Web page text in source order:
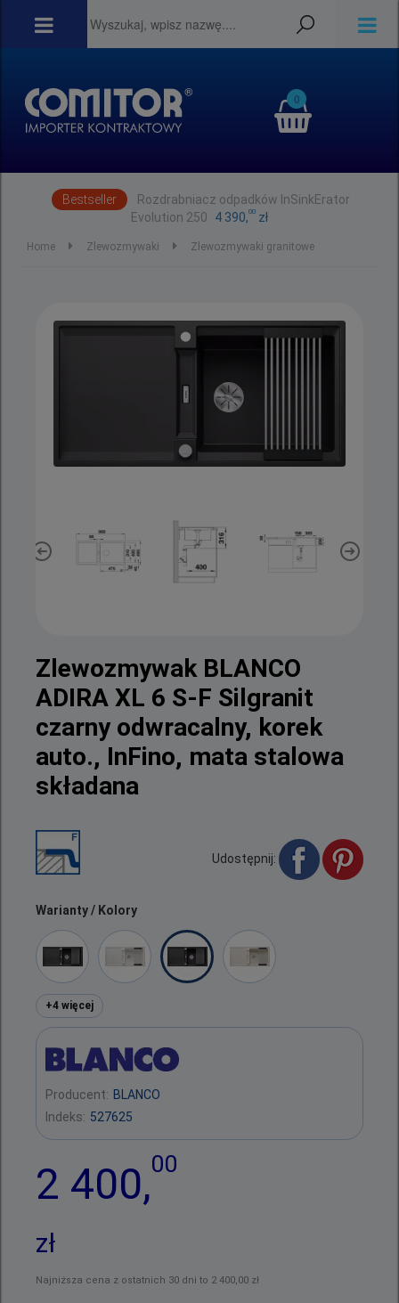
0
Bestseller
Rozdrabniacz odpadków InSinkErator
Evolution 250
4 390,00 zł
Home Zlewozmywaki Zlewozmywaki granitowe
Zlewozmywak BLANCO
ADIRA XL 6 S-F Silgranit
czarny odwracalny, korek
auto., InFino, mata stalowa
składana
Udostępnij:
Warianty / Kolory
+4 więcej
Producent: BLANCO
Indeks: 527625
2 400,00
zł
Najniższa cena z ostatnich 30 dni to 2 400,00 zł